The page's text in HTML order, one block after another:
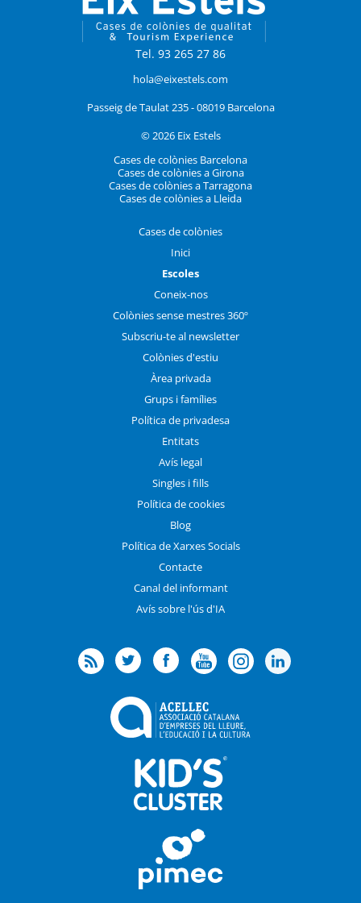
Tel. 93 265 27 86
hola@eixestels.com
Passeig de Taulat 235 - 08019 Barcelona
© 2026 Eix Estels
Cases de colònies Barcelona
Cases de colònies a Girona
Cases de colònies a Tarragona
Cases de colònies a Lleida
Cases de colònies
Inici
Escoles
Coneix-nos
Colònies sense mestres 360º
Subscriu-te al newsletter
Colònies d'estiu
Àrea privada
Grups i famílies
Política de privadesa
Entitats
Avís legal
Singles i fills
Política de cookies
Blog
Política de Xarxes Socials
Contacte
Canal del informant
Avís sobre l'ús d'IA